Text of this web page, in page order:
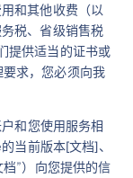
和其他收费（以
税、省级销售税
提供适当的证书或
求，您必须向我
和您使用服务相
当前版本[文档]、
”）向您提供的信